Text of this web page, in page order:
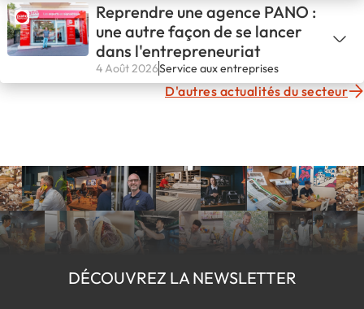
Reprendre une agence PANO :
une autre façon de se lancer
dans l'entrepreneuriat
4 Août 2026Service aux entreprises
D'autres actualités du secteur
DÉCOUVREZ LA NEWSLETTER